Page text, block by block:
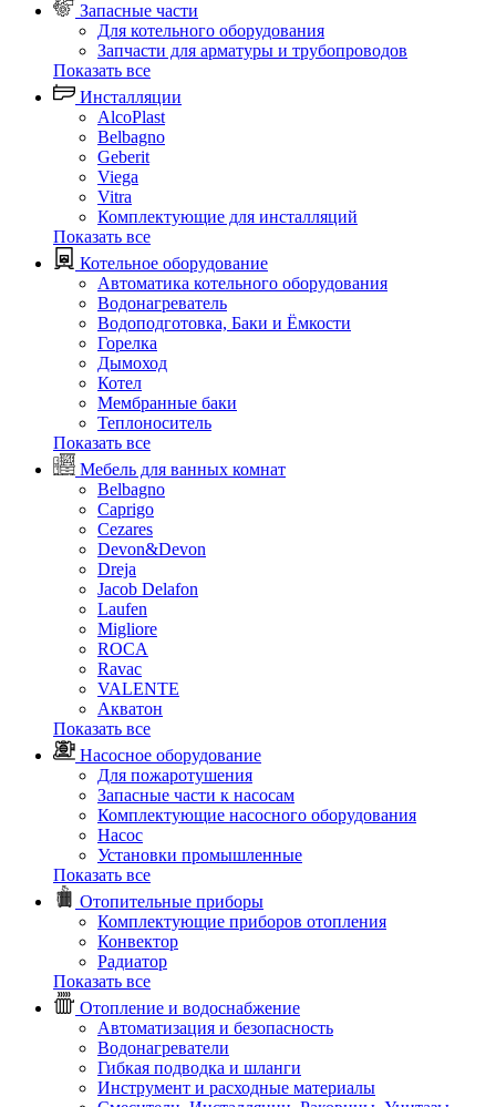
Запасные части
Для котельного оборудования
Запчасти для арматуры и трубопроводов
Показать все
Инсталляции
AlcoPlast
Belbagno
Geberit
Viega
Vitra
Комплектующие для инсталляций
Показать все
Котельное оборудование
Автоматика котельного оборудования
Водонагреватель
Водоподготовка, Баки и Ёмкости
Горелка
Дымоход
Котел
Мембранные баки
Теплоноситель
Показать все
Мебель для ванных комнат
Belbagno
Caprigo
Cezares
Devon&Devon
Dreja
Jacob Delafon
Laufen
Migliore
ROCA
Rаvac
VALENTE
Акватон
Показать все
Насосное оборудование
Для пожаротушения
Запасные части к насосам
Комплектующие насосного оборудования
Насос
Установки промышленные
Показать все
Отопительные приборы
Комплектующие приборов отопления
Конвектор
Радиатор
Показать все
Отопление и водоснабжение
Автоматизация и безопасность
Водонагреватели
Гибкая подводка и шланги
Инструмент и расходные материалы